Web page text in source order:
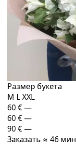
Размер букета
M LXXL
60 €—
60 €—
90 €—
Заказать ≈ 46 мин